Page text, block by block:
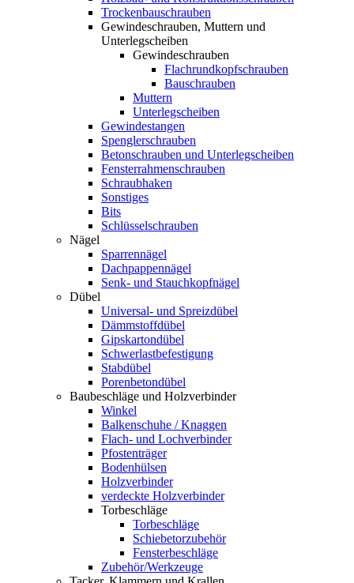
Trockenbauschrauben
Gewindeschrauben, Muttern und
Unterlegscheiben
Gewindeschrauben
Flachrundkopfschrauben
Bauschrauben
Muttern
Unterlegscheiben
Gewindestangen
Spenglerschrauben
Betonschrauben und Unterlegscheiben
Fensterrahmenschrauben
Schraubhaken
Sonstiges
Bits
Schlüsselschrauben
Nägel
Sparrennägel
Dachpappennägel
Senk- und Stauchkopfnägel
Dübel
Universal- und Spreizdübel
Dämmstoffdübel
Gipskartondübel
Schwerlastbefestigung
Stabdübel
Porenbetondübel
Baubeschläge und Holzverbinder
Winkel
Balkenschuhe / Knaggen
Flach- und Lochverbinder
Pfostenträger
Bodenhülsen
Holzverbinder
verdeckte Holzverbinder
Torbeschläge
Torbeschläge
Schiebetorzubehör
Fensterbeschläge
Zubehör/Werkzeuge